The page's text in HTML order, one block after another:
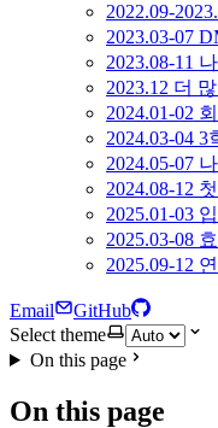
2022.09-
2023.03-07
2023.08-11
2023.12 더
2024.01-02
2024.03-04
2024.05-07
2024.08-12
2025.01-03
2025.03-08
2025.09-12
Email
GitHub
Select theme
On this page
On this page